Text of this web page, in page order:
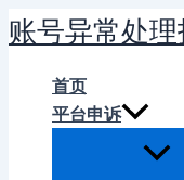
跳
至
账号异常处理
首页
平台申诉